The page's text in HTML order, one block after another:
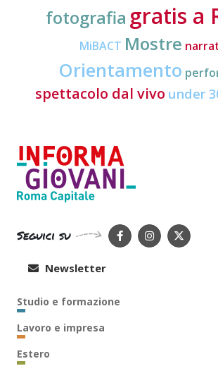
fotografia gratis a
MiBACT Mostre
Orientamento
spettacolo dal vivo under
Seguici su
Newsletter
Studio e formazione
Lavoro e impresa
Estero